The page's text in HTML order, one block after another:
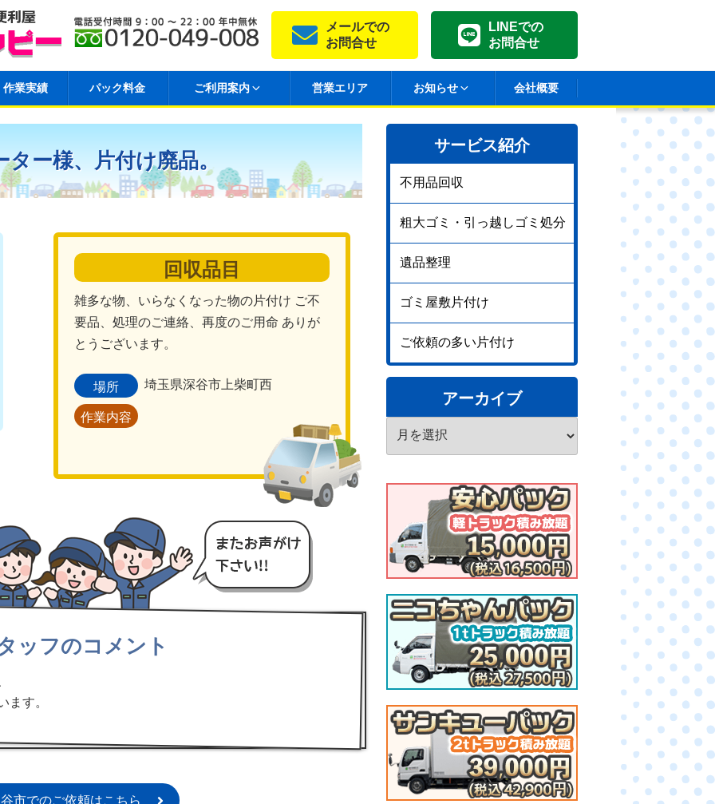
メールでの
お問合せ
LINEでの
お問合せ
作業実績 パック料金 ご利用案内 営業エリア お知らせ 会社概要
ー様、片付け廃品。
回収品目
雑多な物、いらなくなった物の片付け ご不
要品、処理のご連絡、再度のご用命 ありが
とうございます。
場所 埼玉県深谷市上柴町西
作業内容
ッフのコメント
ます。
市でのご依頼はこちら
サービス紹介
不用品回収
粗大ゴミ・引っ越しゴミ処分
遺品整理
ゴミ屋敷片付け
ご依頼の多い片付け
アーカイブ